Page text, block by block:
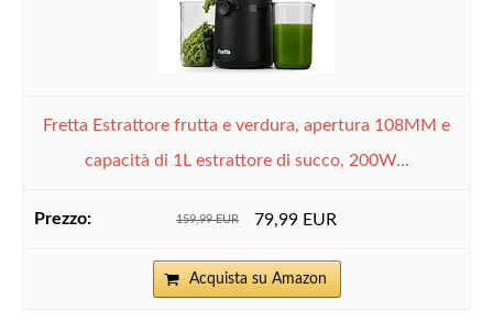
Fretta Estrattore frutta e verdura, apertura 108MM e
capacità di 1L estrattore di succo, 200W...
159,99 EUR 79,99 EUR
Acquista su Amazon